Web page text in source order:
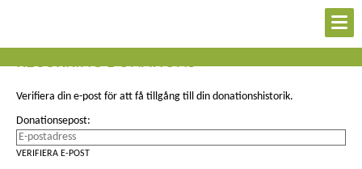
RECURRING DONATIONS
Verifiera din e-post för att få tillgång till din donationshistorik.
Donationsepost: